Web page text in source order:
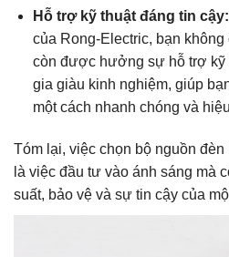
Hỗ trợ kỹ thuật đáng tin cậy:
của Rong-Electric, bạn không
còn được hưởng sự hỗ trợ kỹ
gia giàu kinh nghiệm, giúp
một cách nhanh chóng và
Tóm lại, việc chọn bộ nguồn
là việc đầu tư vào ánh sáng mà
suất, bảo vệ và sự tin cậy của